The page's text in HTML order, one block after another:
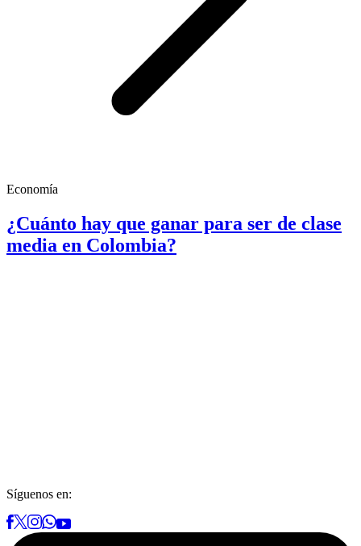
Economía
¿Cuánto hay que ganar para ser de clase
media en Colombia?
Síguenos en: